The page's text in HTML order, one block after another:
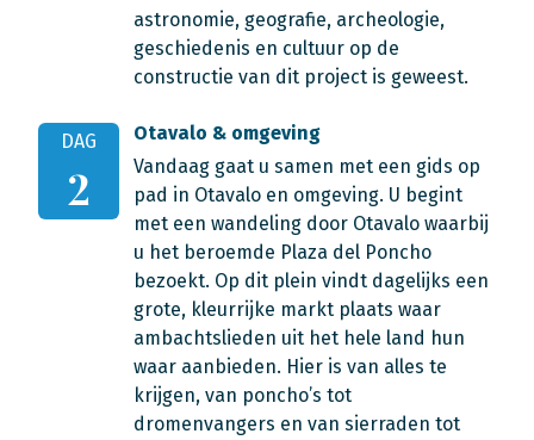
astronomie, geografie, archeologie,
geschiedenis en cultuur op de
constructie van dit project is geweest.
DAG
2
Otavalo & omgeving
Vandaag gaat u samen met een gids op
pad in Otavalo en omgeving. U begint
met een wandeling door Otavalo waarbij
u het beroemde Plaza del Poncho
bezoekt. Op dit plein vindt dagelijks een
grote, kleurrijke markt plaats waar
ambachtslieden uit het hele land hun
waar aanbieden. Hier is van alles te
krijgen, van poncho’s tot
dromenvangers en van sierraden tot